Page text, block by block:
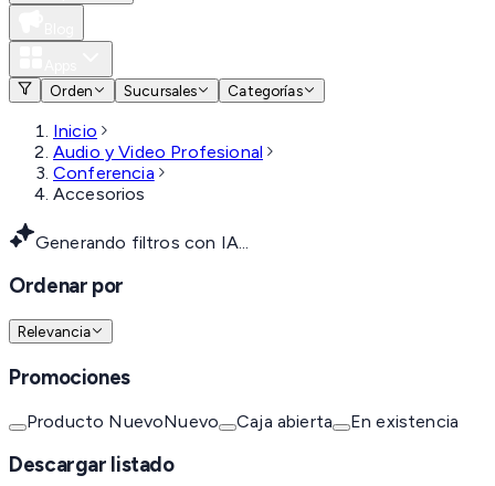
Orden
Sucursales Categorías
Inicio
Audio y Video Profesional
Conferencia
Accesorios
Generando filtros con IA...
Ordenar por
Relevancia
Promociones
Producto NuevoNuevo Caja abierta En existencia
Descargar listado